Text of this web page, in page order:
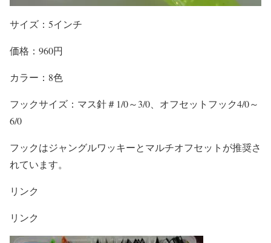
サイズ：5インチ
価格：960円
カラー：8色
フックサイズ：マス針＃1/0～3/0、オフセットフック4/0～
6/0
フックはジャングルワッキーとマルチオフセットが推奨さ
れています。
リンク
リンク